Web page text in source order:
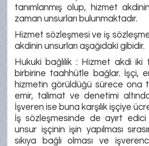
tanımlanmış olup, hizmet
zaman unsurları bulunmaktadır.
Hizmet sözleşmesi ve iş
akdinin unsurları aşağıdaki gibidir.
Hukuki bağlılık : Hizmet akdi
birbirine taahhütle bağlar. İşçi,
hizmetin görüldüğü sürece ona
emir, talimat ve denetimi
İşveren ise buna karşılık işçiye
İş sözleşmesinde de ayırt edici
unsur işçinin işin yapılması
sıkıya bağlı olması ve